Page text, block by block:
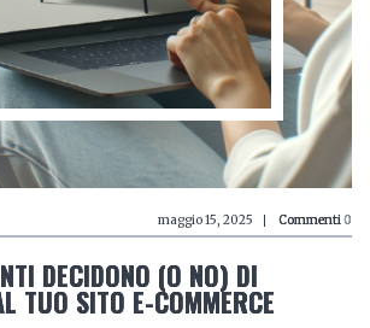
maggio 15, 2025 Commenti0
DECIDONO (O NO) DI
TUO SITO E-COMMERCE